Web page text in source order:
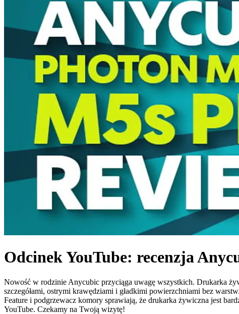
Odcinek YouTube: recenzja
Nowość w rodzinie Anycubic przyciąga uwagę wszystkich. Drukarka
szczegółami, ostrymi krawędziami i gładkimi powierzchniami bez
Feature i podgrzewacz komory sprawiają, że drukarka żywiczna jest
YouTube. Czekamy na Twoją wizytę!